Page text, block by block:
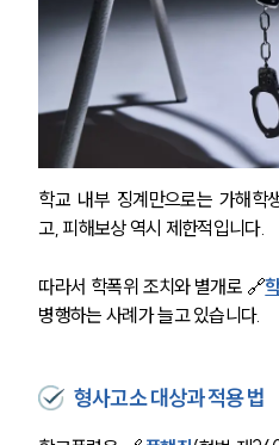
팀
대륜의
오시
글로벌 파
고객의
통합
AI
업무
주요 업
사례분석/
법률
고객
학교 내부 징계만으로는 가해학
고, 피해보상 역시 제한적입니다.
따라서 학폭위 조치와 별개로 🔗
병행하는 사례가 늘고 있습니다.
형사고소 대상과 적용 법